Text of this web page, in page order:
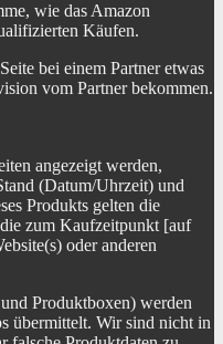
wie das Amazon
Käufen.
bei einem Partner etwas
vom Partner bekommen.
angezeigt werden,
(Datum/Uhrzeit) und
Produkts gelten die
zum Kaufzeitpunkt [auf
oder anderen
Produktboxen) werden
übermittelt. Wir sind nicht in